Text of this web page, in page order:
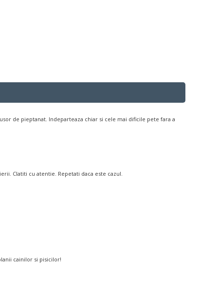
de pieptanat. Indeparteaza chiar si cele mai dificile pete fara a
Clatiti cu atentie. Repetati daca este cazul.
cainilor si pisicilor!